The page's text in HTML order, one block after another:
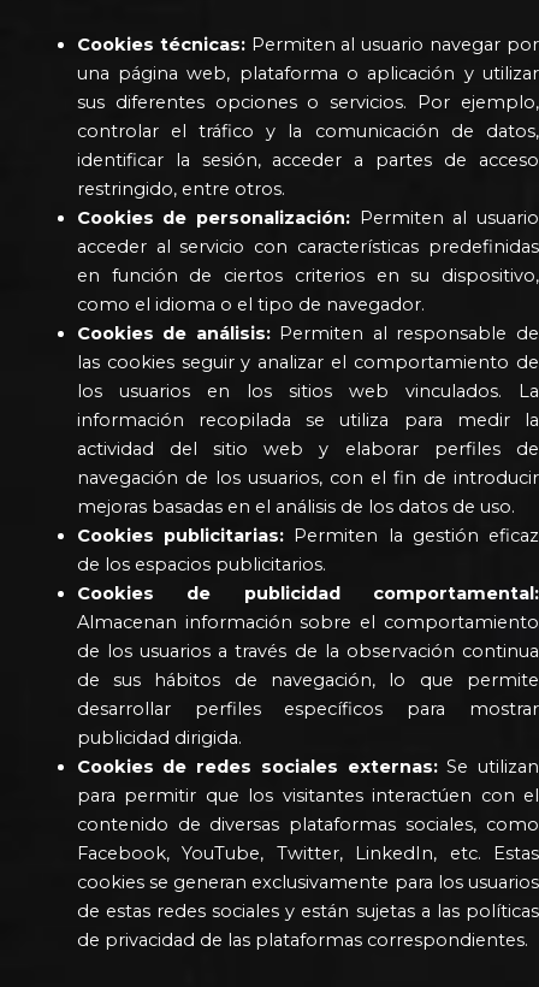
Cookies técnicas:Permiten al usuario navegar por
una página web, plataforma o aplicación y utilizar
sus diferentes opciones o servicios. Por ejemplo,
controlar el tráfico y la comunicación de datos,
identificar la sesión, acceder a partes de acceso
restringido, entre otros.
Cookies de personalización: Permiten al usuario
acceder al servicio con características predefinidas
en función de ciertos criterios en su dispositivo,
como el idioma o el tipo de navegador.
Cookies de análisis:Permiten al responsable de
las cookies seguir y analizar el comportamiento de
los usuarios en los sitios web vinculados. La
información recopilada se utiliza para medir la
actividad del sitio web y elaborar perfiles de
navegación de los usuarios, con el fin de introducir
mejoras basadas en el análisis de los datos de uso.
Cookies publicitarias: Permiten la gestión eficaz
de los espacios publicitarios.
Cookies de publicidad comportamental:
Almacenan información sobre el comportamiento
de los usuarios a través de la observación continua
de sus hábitos de navegación, lo que permite
desarrollar perfiles específicos para mostrar
publicidad dirigida.
Cookies de redes sociales externas:Se utilizan
para permitir que los visitantes interactúen con el
contenido de diversas plataformas sociales, como
Facebook, YouTube, Twitter, LinkedIn, etc. Estas
cookies se generan exclusivamente para los usuarios
de estas redes sociales y están sujetas a las políticas
de privacidad de las plataformas correspondientes.